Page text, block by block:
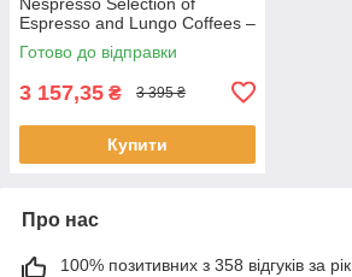
Espresso and Lungo Coffees –
100 капсул
Готово до відправки
3 157,35 ₴ 3 395 ₴
Купити
Про нас
100% позитивних з 358 відгуків за рік